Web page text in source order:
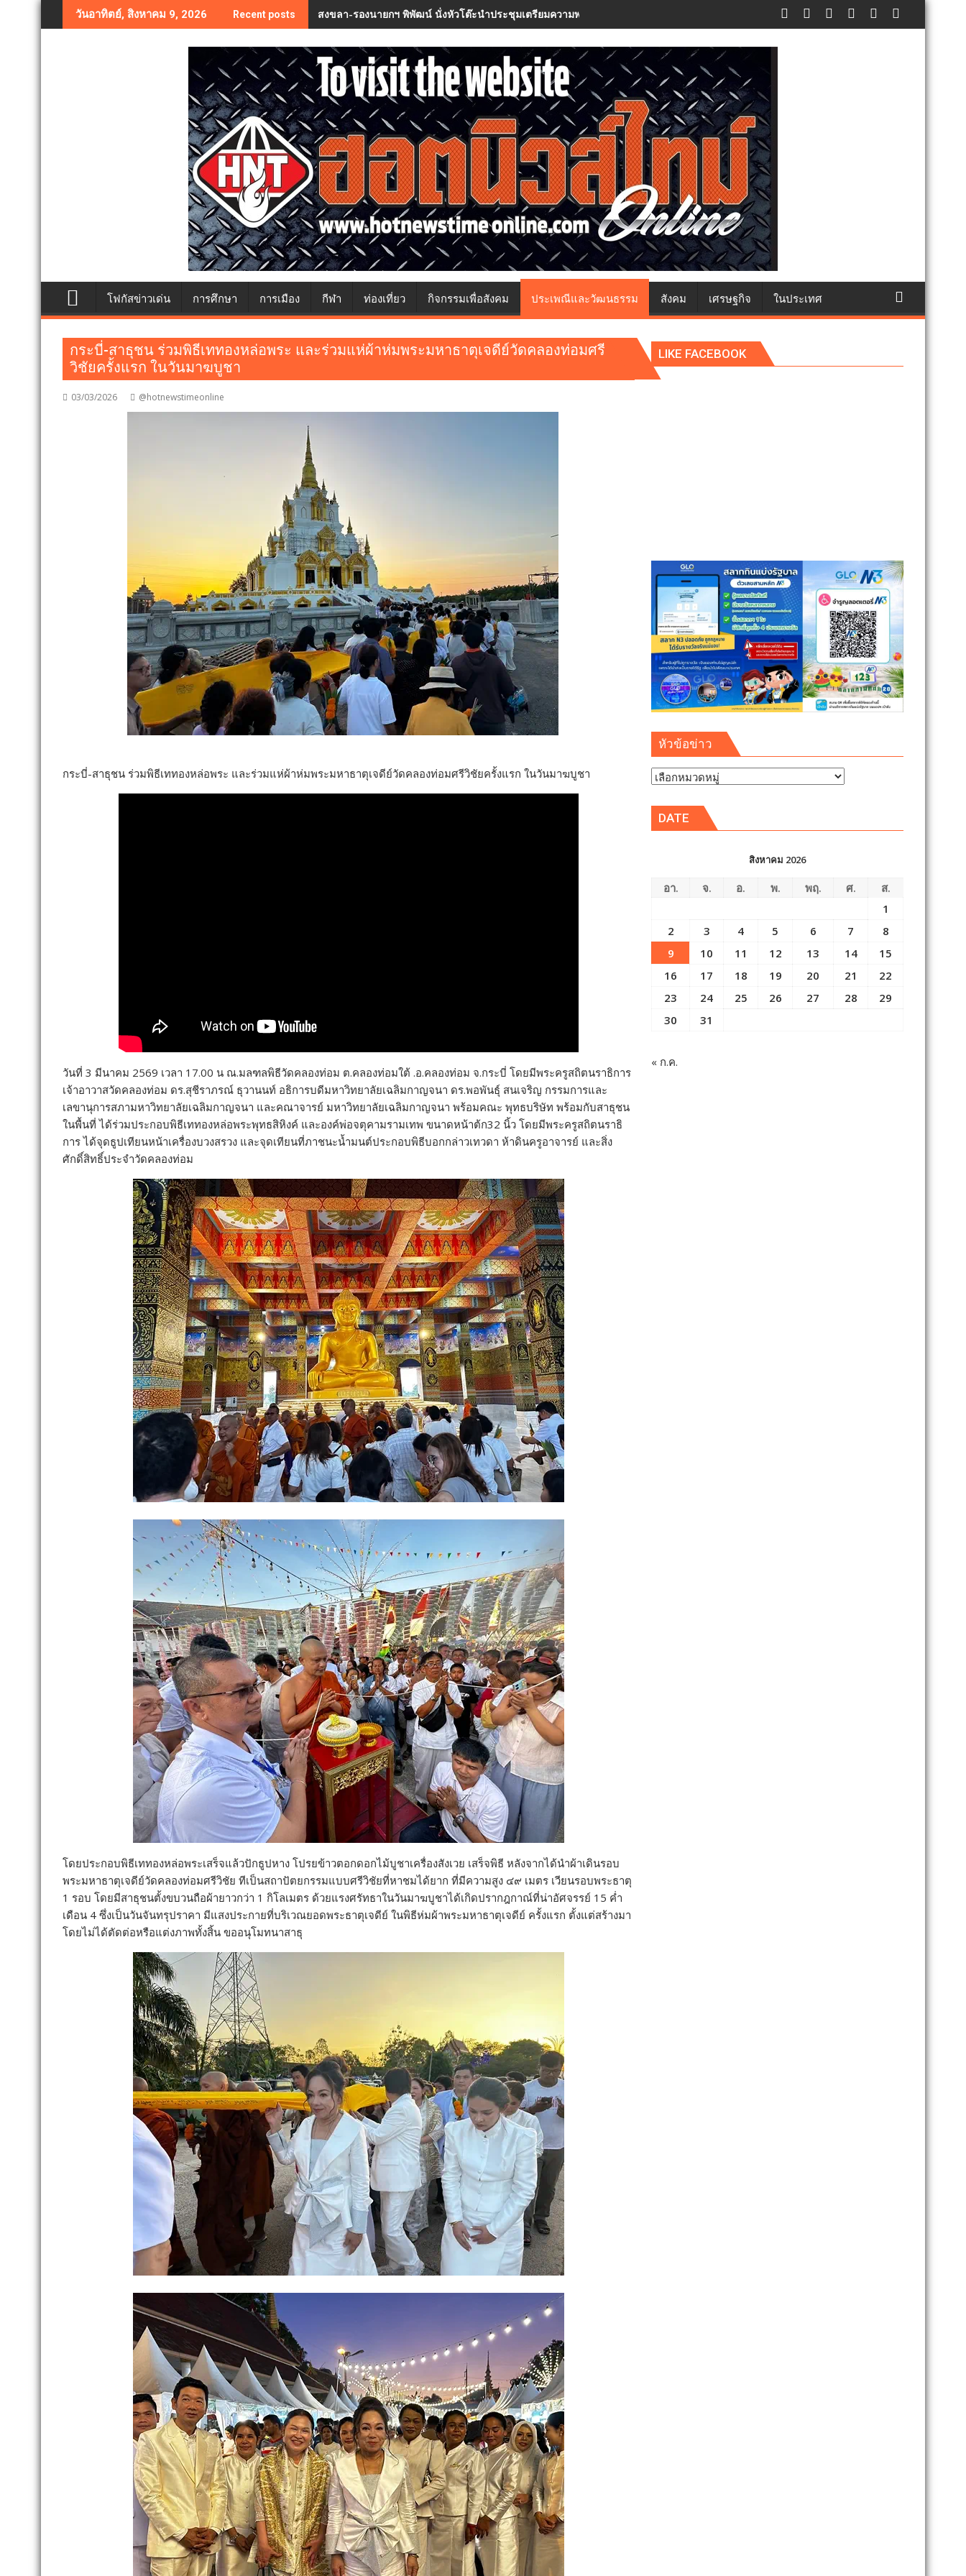
to
วันอาทิตย์, สิงหาคม 9, 2026 Recent posts สงขลา-รองนายกฯ พิพัฒน์ นั่งหัวโต๊ะนำประชุมเตรียมความพร้อม ครม.สัญจร ครั้งที่ 1/2569
โฟกัสข่าวเด่น การศึกษา การเมือง กีฬา ท่องเที่ยว กิจกรรมเพื่อสังคม ประเพณีและวัฒนธรรม สังคม เศรษฐกิจ ในประเทศ
กระบี่-สาธุชน ร่วมพิธีเททองหล่อพระ และร่วมแห่ผ้าห่มพระมหาธาตุเจดีย์วัดคลองท่อมศรี
วิชัยครั้งแรก ในวันมาฆบูชา
03/03/2026 @hotnewstimeonline
กระบี่-สาธุชน ร่วมพิธีเททองหล่อพระ และร่วมแห่ผ้าห่มพระมหาธาตุเจดีย์วัดคลองท่อมศรีวิชัยครั้งแรก ในวันมาฆบูชา
วันที่ 3 มีนาคม 2569 เวลา 17.00 น ณ.มลฑลพิธีวัดคลองท่อม ต.คลองท่อมใต้ .อ.คลองท่อม จ.กระบี่ โดยมีพระครูสถิตนราธิการ
เจ้าอาวาสวัดคลองท่อม ดร.สุชีราภรณ์ ธุวานนท์ อธิการบดีมหาวิทยาลัยเฉลิมกาญจนา ดร.พอพันธุ์ สนเจริญ กรรมการและ
เลขานุการสภามหาวิทยาลัยเฉลิมกาญจนา และคณาจารย์ มหาวิทยาลัยเฉลิมกาญจนา พร้อมคณะ พุทธบริษัท พร้อมกับสาธุชน
ในพื้นที่ ได้ร่วมประกอบพิธีเททองหล่อพระพุทธสิหิงค์ และองค์พ่อจตุคามรามเทพ ขนาดหน้าต้ก32 นิ้ว โดยมีพระครูสถิตนราธิ
การ ได้จุดธูปเทียนหน้าเครื่องบวงสรวง และจุดเทียนที่ภาชนะน้ำมนต์ประกอบพิธีบอกกล่าวเทวดา ห้าดินครูอาจารย์ และสิ่ง
ศักดิ์สิทธิ์ประจำวัดคลองท่อม
โดยประกอบพิธีเททองหล่อพระเสร็จแล้วปักธูปหาง โปรยข้าวตอกดอกไม้บูชาเครื่องสังเวย เสร็จพิธี หลังจากได้นำผ้าเดินรอบ
พระมหาธาตุเจดีย์วัดคลองท่อมศรีวิชัย ทีเป็นสถาปัตยกรรมแบบศรีวิชัยที่หาชมได้ยาก ที่มีความสูง ๔๙ เมตร เวียนรอบพระธาตุ
1 รอบ โดยมีสาธุชนตั้งขบวนถือผ้ายาวกว่า 1 กิโลเมตร ด้วยแรงศรัทธาในวันมาฆบูชาได้เกิดปรากฎกาณ์ที่น่าอัศจรรย์ 15 ค่ำ
เดือน 4 ซึ่งเป็นวันจันทรุปราคา มีแสงประกายที่บริเวณยอดพระธาตุเจดีย์ ในพิธีห่มผ้าพระมหาธาตุเจดีย์ ครั้งแรก ตั้งแต่สร้างมา
โดยไม่ได้ตัดต่อหรือแต่งภาพทั้งสิ้น ขออนุโมทนาสาธุ
LIKE FACEBOOK
หัวข้อข่าว
หัวข้อ
DATE
สิงหาคม 2026
อา. จ. อ. พ. พฤ. ศ.
ส.
1
2
3 4 5 6 7
8
9
10 11 12 13 14
15
16
17 18 19 20 21
22
23
24 25 26 27 28
29
30
31
« ก.ค.